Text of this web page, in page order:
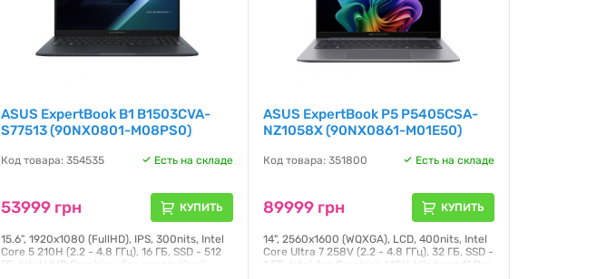
ASUS ExpertBook B1 B1503CVA-
S77513 (90NX0801-M08PS0)
Код товара: 354535 Есть на складе
53999 грн КУПИТЬ
15.6", 1920х1080 (FullHD), IPS, 300nits, Intel
Core 5 210H (2.2 - 4.8 ГГц), 16 ГБ, SSD - 512
ГБ, Intel UHD Graphics, без операційної
ASUS ExpertBook P5 P5405CSA-
NZ1058X (90NX0861-M01E50)
Код товара: 351800 Есть на складе
89999 грн КУПИТЬ
14", 2560x1600 (WQXGA), LCD, 400nits, Intel
Core Ultra 7 258V (2.2 - 4.8 ГГц), 32 ГБ, SSD -
1 ТБ, Intel Arc Graphics 140V, Windows 11 Pro,